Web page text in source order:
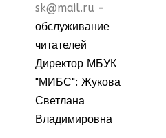
sk@mail.ru -
обслуживание
читателей
Директор МБУК
"МИБС": Жукова
Светлана
Владимировна